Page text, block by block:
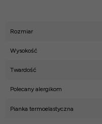
Rozmiar
Wysokość
Twardość
Polecany alergikom
Pianka termoelastyczna